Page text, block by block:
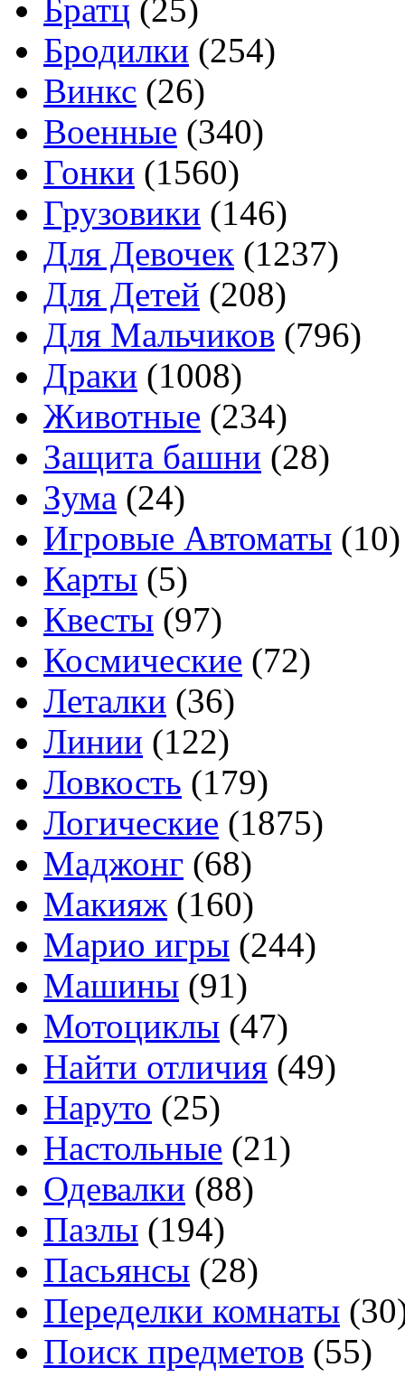
Братц (25)
Бродилки (254)
Винкс (26)
Военные (340)
Гонки (1560)
Грузовики (146)
Для Девочек (1237)
Для Детей (208)
Для Мальчиков (796)
Драки (1008)
Животные (234)
Защита башни (28)
Зума (24)
Игровые Автоматы (10)
Карты (5)
Квесты (97)
Космические (72)
Леталки (36)
Линии (122)
Ловкость (179)
Логические (1875)
Маджонг (68)
Макияж (160)
Марио игры (244)
Машины (91)
Мотоциклы (47)
Найти отличия (49)
Наруто (25)
Настольные (21)
Одевалки (88)
Пазлы (194)
Пасьянсы (28)
Переделки комнаты
Поиск предметов (55)